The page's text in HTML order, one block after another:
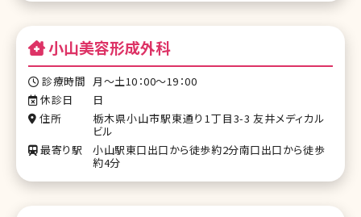
小山美容形成外科
診療時間 月～土10：00～19：00
休診日
日
住所
栃木県小山市駅東通り1丁目3-3 友井メディカル
ビル
最寄り駅
小山駅東口出口から徒歩約2分南口出口から徒歩
約4分